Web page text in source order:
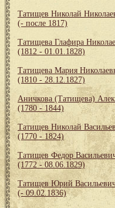
Татищев Николай
(- после 1817)
Татищева Глафира
(1812 - 01.01.1828)
Татищева Мария
(1810 - 28.12.1827)
Аничкова (Татищева)
(1780 - 1844)
Татищев Николай
(1770 - 1824)
Татищев Федор
(1772 - 08.06.1829)
Татищев Юрий
(- 09.02.1836)